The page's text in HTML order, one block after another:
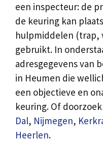
een inspecteur: de
de keuring kan
hulpmiddelen (trap,
gebruikt. In
adresgegevens van
in Heumen die
een objectieve en
keuring. Of
Dal, Nijmegen,
Heerlen.